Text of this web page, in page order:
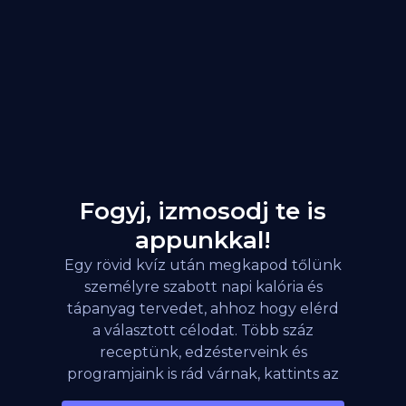
Fogyj, izmosodj te is
appunkkal!
Egy rövid kvíz után megkapod tőlünk
személyre szabott napi kalória és
tápanyag tervedet, ahhoz hogy elérd
a választott célodat. Több száz
receptünk, edzésterveink és
programjaink is rád várnak, kattints az